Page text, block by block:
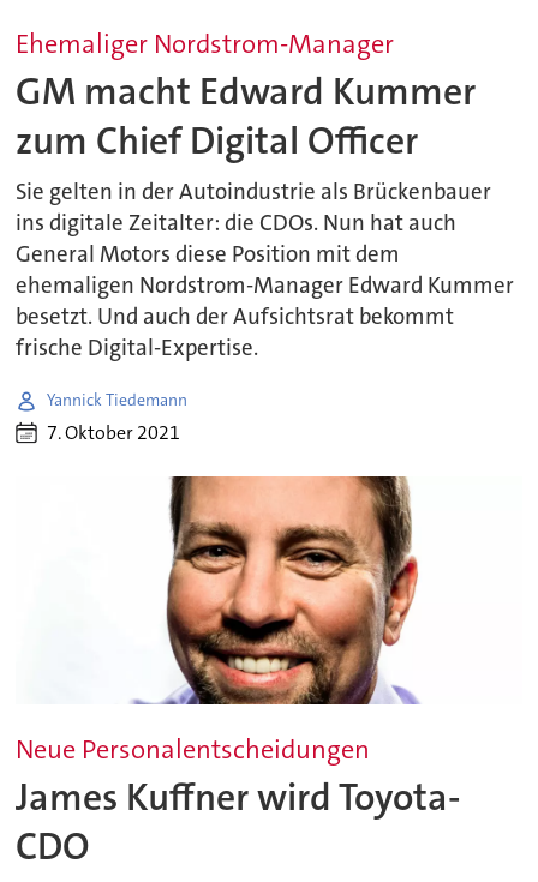
Ehemaliger Nordstrom-Manager
GM macht Edward Kummer
zum Chief Digital Officer
Sie gelten in der Autoindustrie als Brückenbauer
ins digitale Zeitalter: die CDOs. Nun hat auch
General Motors diese Position mit dem
ehemaligen Nordstrom-Manager Edward Kummer
besetzt. Und auch der Aufsichtsrat bekommt
frische Digital-Expertise.
Yannick Tiedemann
7. Oktober 2021
Neue Personalentscheidungen
James Kuffner wird Toyota-
CDO